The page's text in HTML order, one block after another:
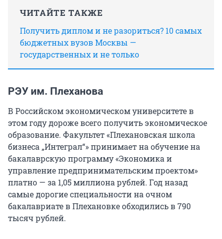
ЧИТАЙТЕ ТАКЖЕ
Получить диплом и не разориться? 10 самых
бюджетных вузов Москвы —
государственных и не только
РЭУ им. Плеханова
В Российском экономическом университете в
этом году дороже всего получить экономическое
образование. Факультет «Плехановская школа
бизнеса „Интеграл“» принимает на обучение на
бакалаврскую программу «Экономика и
управление предпринимательским проектом»
платно — за 1,05 миллиона рублей. Год назад
самые дорогие специальности на очном
бакалавриате в Плехановке обходились в 790
тысяч рублей.